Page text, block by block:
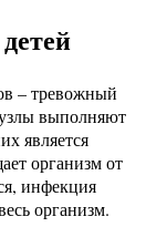
– тревожный
выполняют
является
организм от
инфекция
организм.